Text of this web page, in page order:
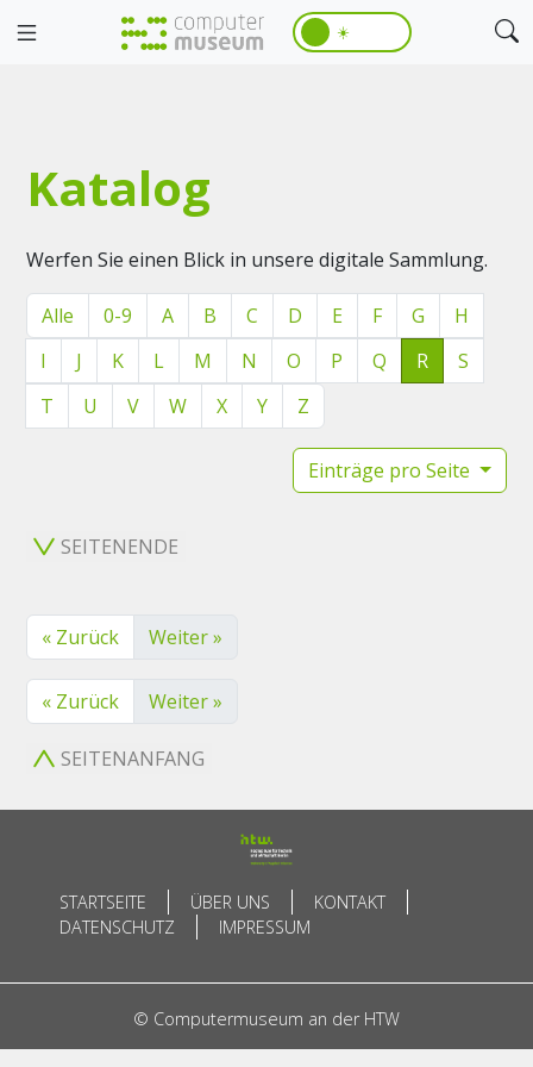
☀️
Katalog
Werfen Sie einen Blick in unsere digitale Sammlung.
Alle 0-9 A B C D E F G
H
I
J K L M N O P Q R
S
T
U V W X Y Z
Einträge pro Seite
SEITENENDE
« Zurück Weiter »
« Zurück Weiter »
SEITENANFANG
STARTSEITE ÜBER UNS
KONTAKT
DATENSCHUTZ
IMPRESSUM
© Computermuseum an der HTW